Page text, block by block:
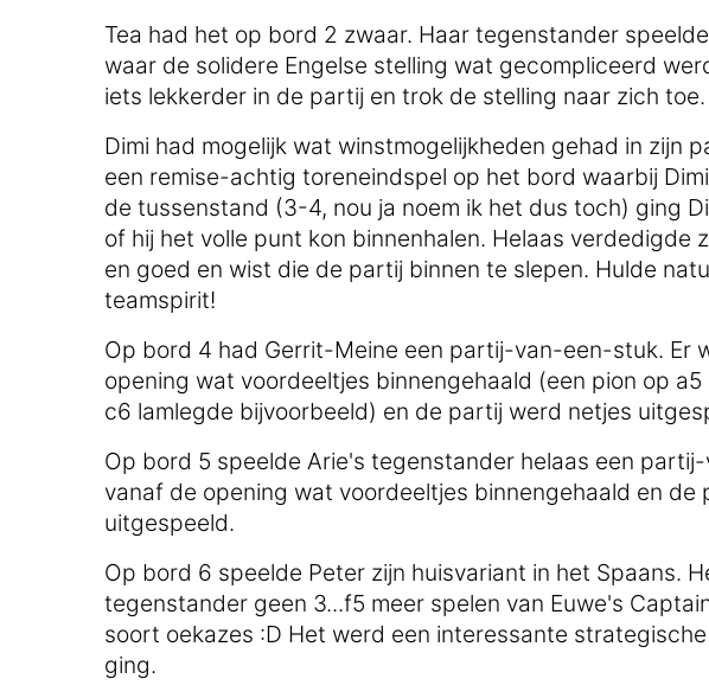
Tea had het op bord 2 zwaar. Haar tegenstander
waar de solidere Engelse stelling wat gecompliceerd
iets lekkerder in de partij en trok de stelling naar zich toe.
Dimi had mogelijk wat winstmogelijkheden gehad in zijn
een remise-achtig toreneindspel op het bord waarbij
de tussenstand (3-4, nou ja noem ik het dus toch) ging
of hij het volle punt kon binnenhalen. Helaas verdedigde
en goed en wist die de partij binnen te slepen. Hulde
teamspirit!
Op bord 4 had Gerrit-Meine een partij-van-een-stuk. Er
opening wat voordeeltjes binnengehaald (een pion op
c6 lamlegde bijvoorbeeld) en de partij werd netjes
Op bord 5 speelde Arie's tegenstander helaas een
vanaf de opening wat voordeeltjes binnengehaald en de
uitgespeeld.
Op bord 6 speelde Peter zijn huisvariant in het Spaans.
tegenstander geen 3...f5 meer spelen van Euwe's
soort oekazes :D Het werd een interessante
ging.